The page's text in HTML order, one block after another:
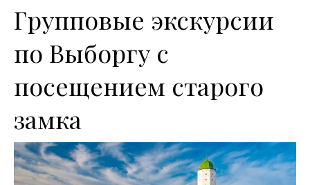
Групповые экскурсии
по Выборгу с
посещением старого
замка